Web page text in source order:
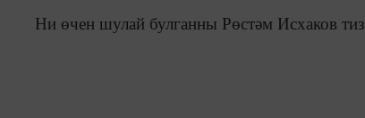
Ни өчен шулай булганны Рөстәм Исхаков